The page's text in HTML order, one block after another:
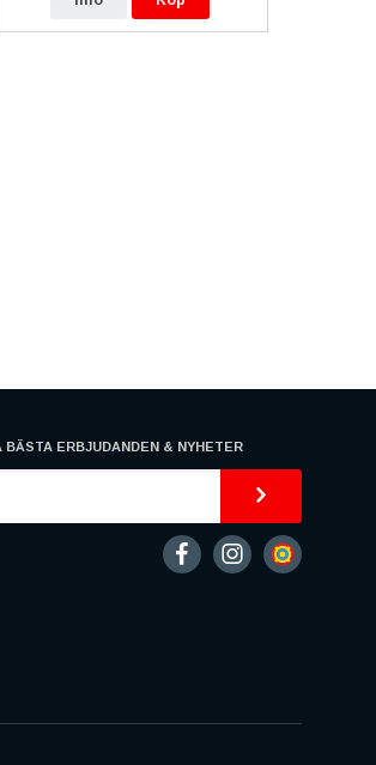
BÄSTA ERBJUDANDEN & NYHETER